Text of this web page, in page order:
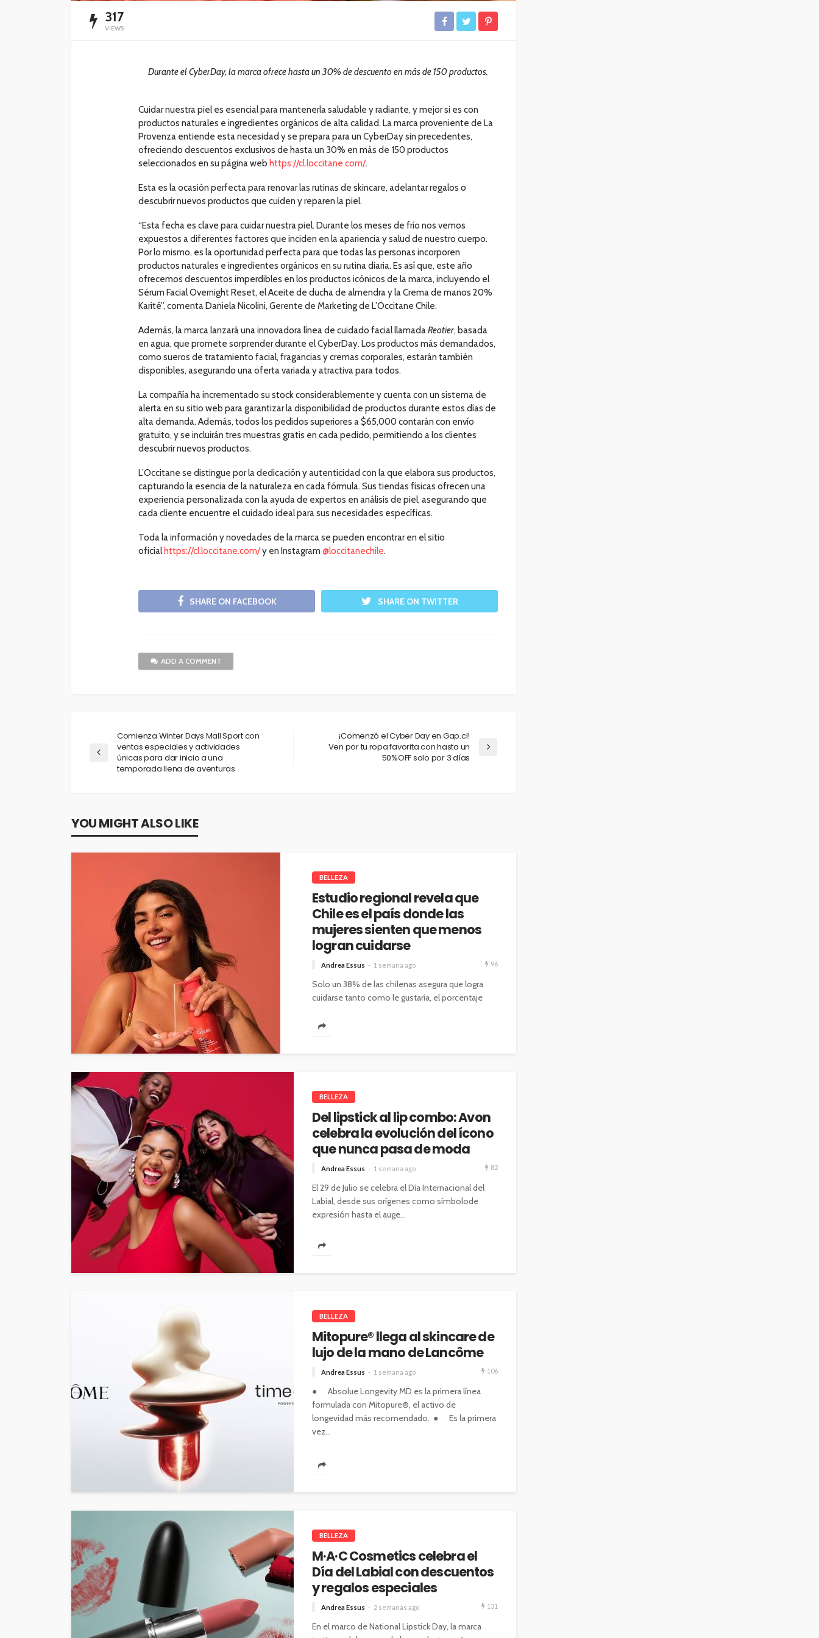
317
VIEWS
Durante el CyberDay, la marca ofrece hasta un 30% de descuento en más de 150 productos.
Cuidar nuestra piel es esencial para mantenerla saludable y radiante, y mejor si es con
productos naturales e ingredientes orgánicos de alta calidad. La marca proveniente de La
Provenza entiende esta necesidad y se prepara para un CyberDay sin precedentes,
ofreciendo descuentos exclusivos de hasta un 30% en más de 150 productos
seleccionados en su página web https://cl.loccitane.com/.
Esta es la ocasión perfecta para renovar las rutinas de skincare, adelantar regalos o
descubrir nuevos productos que cuiden y reparen la piel.
“Esta fecha es clave para cuidar nuestra piel. Durante los meses de frío nos vemos
expuestos a diferentes factores que inciden en la apariencia y salud de nuestro cuerpo.
Por lo mismo, es la oportunidad perfecta para que todas las personas incorporen
productos naturales e ingredientes orgánicos en su rutina diaria. Es así que, este año
ofrecemos descuentos imperdibles en los productos icónicos de la marca, incluyendo el
Sérum Facial Overnight Reset, el Aceite de ducha de almendra y la Crema de manos 20%
Karité”, comenta Daniela Nicolini, Gerente de Marketing de L’Occitane Chile.
Además, la marca lanzará una innovadora línea de cuidado facial llamadaReotier, basada
en agua, que promete sorprender durante el CyberDay. Los productos más demandados,
como sueros de tratamiento facial, fragancias y cremas corporales, estarán también
disponibles, asegurando una oferta variada y atractiva para todos.
La compañía ha incrementado su stock considerablemente y cuenta con un sistema de
alerta en su sitio web para garantizar la disponibilidad de productos durante estos días de
alta demanda. Además, todos los pedidos superiores a $65,000 contarán con envío
gratuito, y se incluirán tres muestras gratis en cada pedido, permitiendo a los clientes
descubrir nuevos productos.
L’Occitane se distingue por la dedicación y autenticidad con la que elabora sus productos,
capturando la esencia de la naturaleza en cada fórmula. Sus tiendas físicas ofrecen una
experiencia personalizada con la ayuda de expertos en análisis de piel, asegurando que
cada cliente encuentre el cuidado ideal para sus necesidades específicas.
Toda la información y novedades de la marca se pueden encontrar en el sitio
oficial https://cl.loccitane.com/y en Instagram @loccitanechile.
SHARE ON FACEBOOK SHARE ON TWITTER
ADD A COMMENT
Comienza Winter Days Mall Sport con
ventas especiales y actividades
únicas para dar inicio a una
temporada llena de aventuras
¡Comenzó el Cyber Day en Gap.cl!
Ven por tu ropa favorita con hasta un
50%OFF solo por 3 días
YOU MIGHT ALSO LIKE
BELLEZA
Estudio regional revela que
Chile es el país donde las
mujeres sienten que menos
logran cuidarse
Andrea Essus 1 semana ago 96
Solo un 38% de las chilenas asegura que logra
cuidarse tanto como le gustaría, el porcentaje
BELLEZA
Del lipstick al lip combo: Avon
celebra la evolución del ícono
que nunca pasa de moda
Andrea Essus 1 semana ago 82
El 29 de Julio se celebra el Día Internacional del
Labial, desde sus orígenes como símbolode
expresión hasta el auge...
BELLEZA
Mitopure® llega al skincare de
lujo de la mano de Lancôme
Andrea Essus 1 semana ago 106
● Absolue Longevity MD es la primera línea
formulada con Mitopure®, el activo de
longevidad más recomendado. ● Es la primera
vez...
BELLEZA
M·A·C Cosmetics celebra el
Día del Labial con descuentos
y regalos especiales
Andrea Essus 2 semanas ago 131
En el marco de National Lipstick Day, la marca